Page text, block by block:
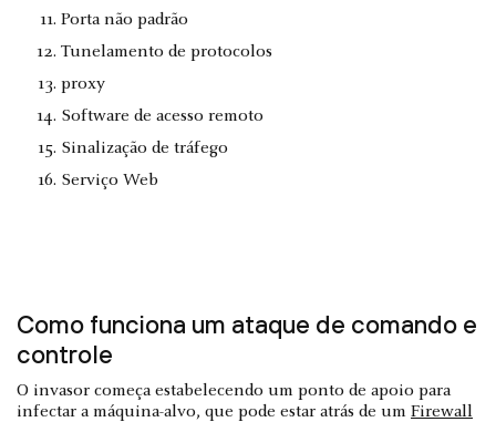
Porta não padrão
Tunelamento de protocolos
proxy
Software de acesso remoto
Sinalização de tráfego
Serviço Web
Como funciona um ataque de comando e
controle
O invasor começa estabelecendo um ponto de apoio para
infectar a máquina-alvo, que pode estar atrás de um Firewall